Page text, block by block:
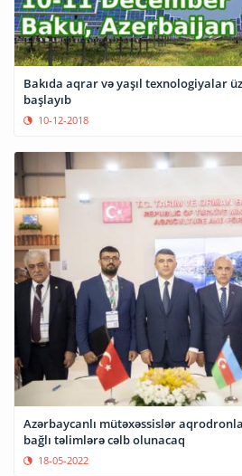
Bakıda aqrar və yaşıl texnologiyalar
başlayıb
10-12-2018
Azərbaycanlı mütəxəssislər
bağlı təlimlərə cəlb olunacaq
18-05-2022